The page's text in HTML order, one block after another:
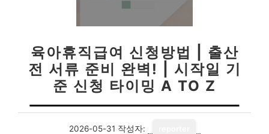
육아휴직급여 신청방법 | 출산
전 서류 준비 완벽! | 시작일 기
준 신청 타이밍 A TO Z
2026-05-31 작성자: